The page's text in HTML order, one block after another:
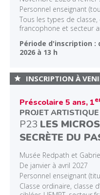
Personnel enseignant
Tous les types de
francophone et secteur
Période d'inscription :
2026 à 13 h
Préscolaire 5 ans, 1
PROJET
P23 LES
SECRÈTE DU
Musée Redpath et
De janvier à avril 2027
Personnel enseignant
Classe ordinaire, classe
INSCRIPTION À